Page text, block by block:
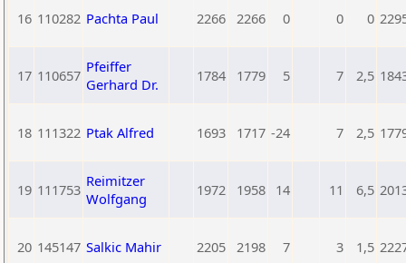
16 110282 Pachta Paul 2266 2266 0 0 0
17 110657 Pfeiffer
Gerhard Dr.
1784 1779 5 7 2,5
18 111322 Ptak Alfred 1693 1717 -24 7 2,5
19 111753 Reimitzer
Wolfgang
1972 1958 14 11 6,5
20 145147 Salkic Mahir 2205 2198 7 3 1,5